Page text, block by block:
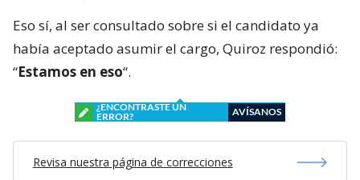
Eso sí, al ser consultado sobre si el candidato ya
había aceptado asumir el cargo, Quiroz respondió:
“Estamos en eso“.
¿ENCONTRASTE UN
ERROR?
AVÍSANOS
Revisa nuestra página de correcciones